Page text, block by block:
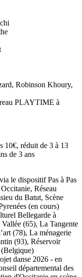
Robinson Khoury,
PLAYTIME à
10€, réduit de 3 à 13
de 3 ans
le dispositif Pas à Pas
Réseau
du Batut, Scène
(en cours)
Bellegarde à
(65), La Tangente
(78), La ménagerie
(93), Réservoir
danse 2026 - en
départemental des